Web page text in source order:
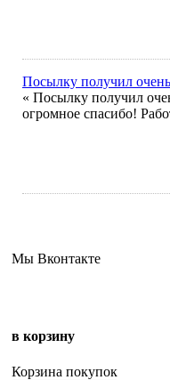
Посылку получил
« Посылку получил
огромное спасибо!
Мы Вконтакте
в корзину
Корзина покупок